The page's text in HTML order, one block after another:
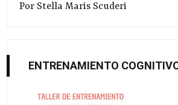
Por Stella Maris Scuderi
ENTRENAMIENTO